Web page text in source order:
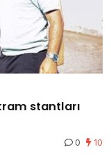
stantları
0 10